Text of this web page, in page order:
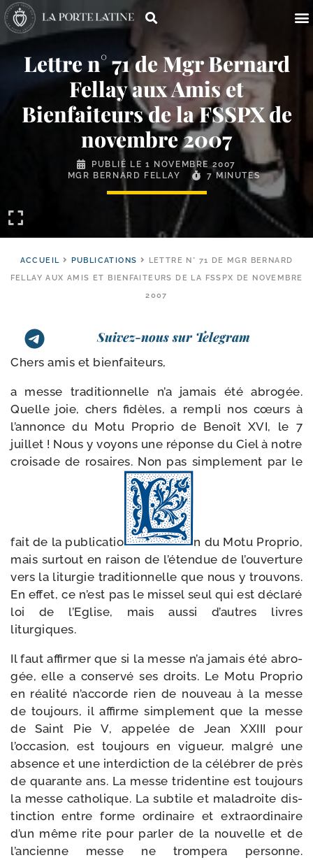
Lettre n° 71 de Mgr Bernard
Fellay aux Amis et
Bienfaiteurs de la FSSPX de
novembre 2007
PUBLIÉ LE 1 NOVEMBRE 2007
MGR BERNARD FELLAY
7 MINUTES
ACCUEIL PUBLICATIONS
LETTRE N° 71 DE MGR BERNARD
FELLAY AUX AMIS ET BIENFAITEURS DE LA FSSPX DE NOVEMBRE
2007
Suivez-nous sur Telegram
Chers amis et bienfaiteurs,
a messe tra­di­tion­nelle n’a jamais été abro­gée.
Quelle joie, chers fidèles, a rem­pli nos cœurs à
l’annonce du Motu Proprio de Benoît XVI, le 7
juillet ! Nous y voyons une réponse du Ciel à notre
croi­sade de rosaires. Non pas sim­ple­ment par le
fait de la publi­ca­tio
n du Motu Proprio,
mais sur­tout en rai­son de l’étendue de l’ouverture
vers la litur­gie tra­di­tion­nelle que nous y trou­vons.
En effet, ce n’est pas le mis­sel seul qui est décla­ré
loi de l’Eglise, mais aus­si d’autres livres
liturgiques.
Il faut affir­mer que si la messe n’a jamais été abro­
gée, elle a conser­vé ses droits. Le Motu Proprio
en réa­li­té n’accorde rien de nou­veau à la messe
de tou­jours, il affirme sim­ple­ment que la messe
de Saint Pie V, appe­lée de Jean XXIII pour
l’occasion, est tou­jours en vigueur, mal­gré une
absence et une inter­dic­tion de la célé­brer de près
de qua­rante ans. La messe tri­den­tine est tou­jours
la messe catho­lique. La sub­tile et mal­adroite dis­
tinc­tion entre forme ordi­naire et extra­or­di­naire
d’un même rite pour par­ler de la nou­velle et de
l’ancienne messe ne trom­pe­ra per­sonne.